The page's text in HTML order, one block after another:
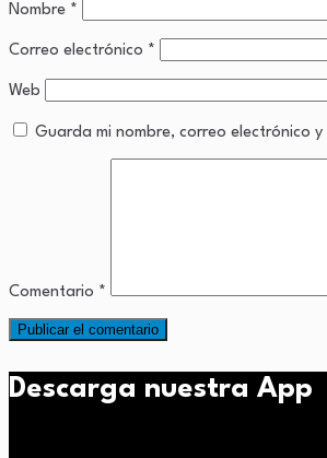
Nombre *
Correo electrónico *
Web
Guarda mi nombre, correo electrónico
Comentario *
Descarga nuestra App